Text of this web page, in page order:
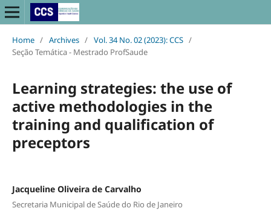
Home / Archives / Vol. 34 No. 02 (2023): CCS /
Seção Temática - Mestrado ProfSaude
Learning strategies: the use of
active methodologies in the
training and qualification of
preceptors
Jacqueline Oliveira de Carvalho
Secretaria Municipal de Saúde do Rio de Janeiro